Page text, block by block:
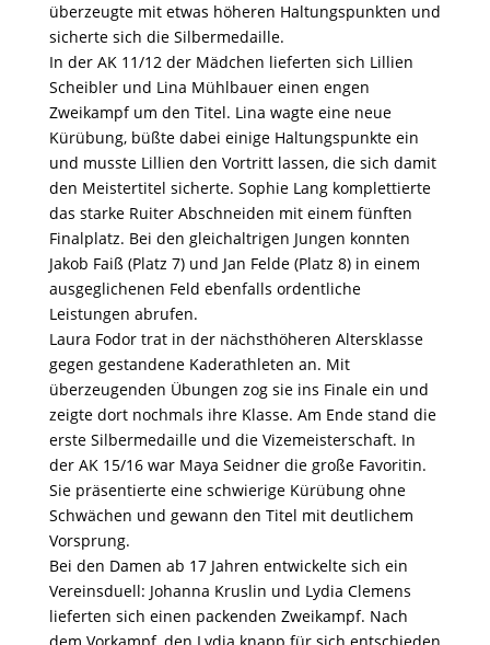
überzeugte mit etwas höheren Haltungspunkten und
sicherte sich die Silbermedaille.
In der AK 11/12 der Mädchen lieferten sich Lillien
Scheibler und Lina Mühlbauer einen engen
Zweikampf um den Titel. Lina wagte eine neue
Kürübung, büßte dabei einige Haltungspunkte ein
und musste Lillien den Vortritt lassen, die sich damit
den Meistertitel sicherte. Sophie Lang komplettierte
das starke Ruiter Abschneiden mit einem fünften
Finalplatz. Bei den gleichaltrigen Jungen konnten
Jakob Faiß (Platz 7) und Jan Felde (Platz 8) in einem
ausgeglichenen Feld ebenfalls ordentliche
Leistungen abrufen.
Laura Fodor trat in der nächsthöheren Altersklasse
gegen gestandene Kaderathleten an. Mit
überzeugenden Übungen zog sie ins Finale ein und
zeigte dort nochmals ihre Klasse. Am Ende stand die
erste Silbermedaille und die Vizemeisterschaft. In
der AK 15/16 war Maya Seidner die große Favoritin.
Sie präsentierte eine schwierige Kürübung ohne
Schwächen und gewann den Titel mit deutlichem
Vorsprung.
Bei den Damen ab 17 Jahren entwickelte sich ein
Vereinsduell: Johanna Kruslin und Lydia Clemens
lieferten sich einen packenden Zweikampf. Nach